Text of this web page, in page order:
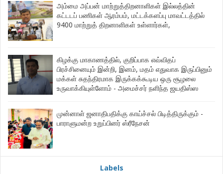
அம்மை அப்பன் மாற்றுத்திறனாளிகள் இல்லத்தின்
கட்டடப் பணிகள் ஆரம்பம், மட்டக்களப்பு மாவட்டத்தில்
9400 மாற்றுத் திறனாளிகள் உள்ளார்கள்,
கிழக்கு மாகாணத்தில், குறிப்பாக எவ்விதப்
பிரச்சினையும் இன்றி, இனம், மதம் எதுவாக இருப்பினும்
மக்கள் சுதந்திரமாக இருக்கக்கூடிய ஒரு சூழலை
உருவாக்கியுள்ளோம் - அமைச்சர் நளிந்த ஜயதிஸ்ஸ
முன்னாள் ஜனாதிபதிக்கு காய்ச்சல் பிடித்திருக்கும் -
பாராளுமன்ற உறுப்பினர் ஸ்ரீநேசன்
Labels